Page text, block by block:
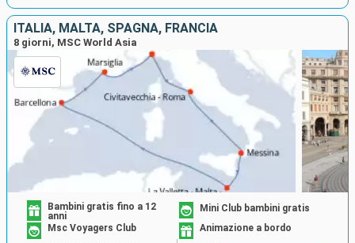
ITALIA, MALTA, SPAGNA, FRANCIA
8 giorni, MSC World Asia
Bambini gratis fino a 12
anni
Mini Club bambini gratis
Msc Voyagers Club
Animazione a bordo